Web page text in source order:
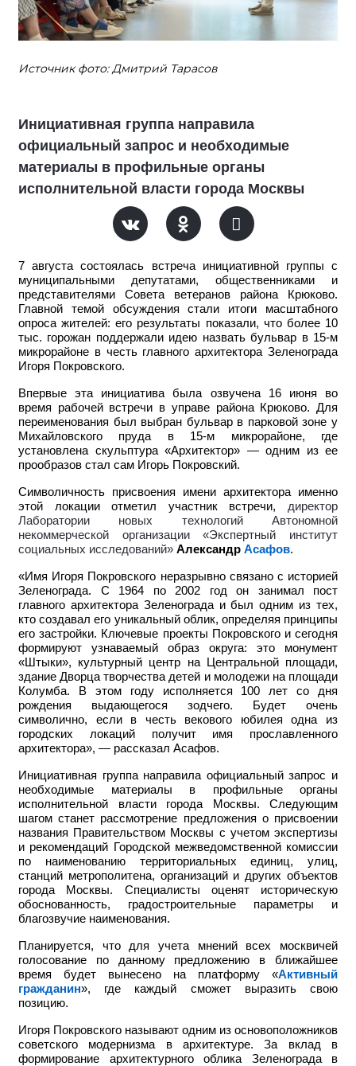
Источник фото: Дмитрий Тарасов
Инициативная группа направила
официальный запрос и необходимые
материалы в профильные органы
исполнительной власти города Москвы
7 августа состоялась встреча инициативной группы с
муниципальными депутатами, общественниками и
представителями Совета ветеранов района Крюково.
Главной темой обсуждения стали итоги масштабного
опроса жителей: его результаты показали, что более 10
тыс. горожан поддержали идею назвать бульвар в 15-м
микрорайоне в честь главного архитектора Зеленограда
Игоря Покровского.
Впервые эта инициатива была озвучена 16 июня во
время рабочей встречи в управе района Крюково. Для
переименования был выбран бульвар в парковой зоне у
Михайловского пруда в 15-м микрорайоне, где
установлена скульптура «Архитектор» — одним из ее
прообразов стал сам Игорь Покровский.
Символичность присвоения имени архитектора именно
этой локации отметил участник встречи, директор
Лаборатории новых технологий Автономной
некоммерческой организации «Экспертный институт
социальных исследований» Александр Асафов.
«Имя Игоря Покровского неразрывно связано с историей
Зеленограда. С 1964 по 2002 год он занимал пост
главного архитектора Зеленограда и был одним из тех,
кто создавал его уникальный облик, определяя принципы
его застройки. Ключевые проекты Покровского и сегодня
формируют узнаваемый образ округа: это монумент
«Штыки», культурный центр на Центральной площади,
здание Дворца творчества детей и молодежи на площади
Колумба. В этом году исполняется 100 лет со дня
рождения выдающегося зодчего. Будет очень
символично, если в честь векового юбилея одна из
городских локаций получит имя прославленного
архитектора», — рассказал Асафов.
Инициативная группа направила официальный запрос и
необходимые материалы в профильные органы
исполнительной власти города Москвы. Следующим
шагом станет рассмотрение предложения о присвоении
названия Правительством Москвы с учетом экспертизы
и рекомендаций Городской межведомственной комиссии
по наименованию территориальных единиц, улиц,
станций метрополитена, организаций и других объектов
города Москвы. Специалисты оценят историческую
обоснованность, градостроительные параметры и
благозвучие наименования.
Планируется, что для учета мнений всех москвичей
голосование по данному предложению в ближайшее
время будет вынесено на платформу «Активный
гражданин», где каждый сможет выразить свою
позицию.
Игоря Покровского называют одним из основоположников
советского модернизма в архитектуре. За вклад в
формирование архитектурного облика Зеленограда в